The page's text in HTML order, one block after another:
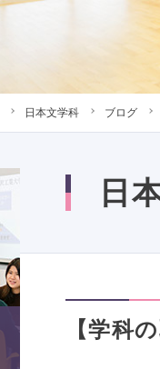
日本文学科 ブログ
日
【学科